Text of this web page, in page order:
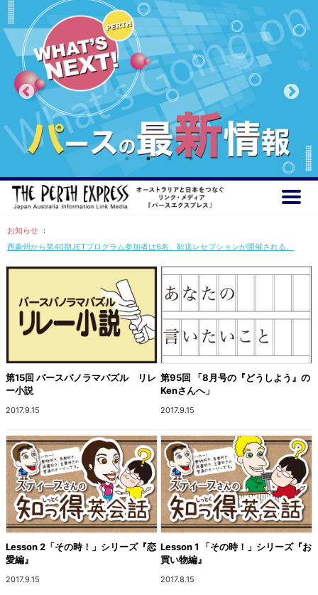
お知らせ ：
西豪州から第40期JETプログラム参加者は6名。歓送レセプションが開催される。
第15回 パースパノラマパズル リレ
ー小説
2017.9.15
第95回 「8月号の『どうしよう』の
Kenさんへ」
2017.9.15
Lesson 2「その時！」シリーズ『恋
愛編』
2017.9.15
Lesson 1 「その時！」シリーズ『お
買い物編』
2017.8.15